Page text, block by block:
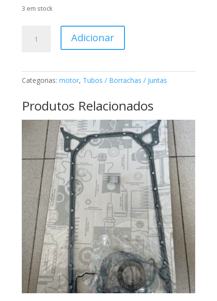
3 em stock
A6060140022
Adicionar
Categorias: motor, Tubos / Borrachas / Juntas
Produtos Relacionados